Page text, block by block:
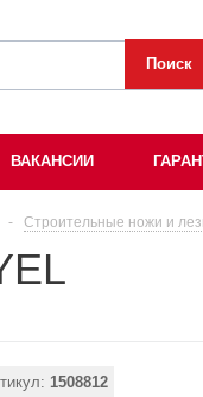
ВАКАНСИИ
- Строительные ножи и
1508812